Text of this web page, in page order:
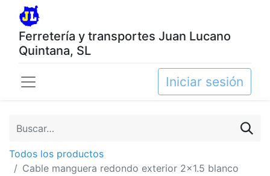
Ferretería y transportes Juan Lucano
Quintana, SL
Iniciar sesión
Todos los productos
Cable manguera redondo exterior 2x1.5 blanco